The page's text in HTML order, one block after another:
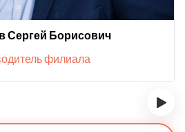
Сергей Борисович
филиала
›